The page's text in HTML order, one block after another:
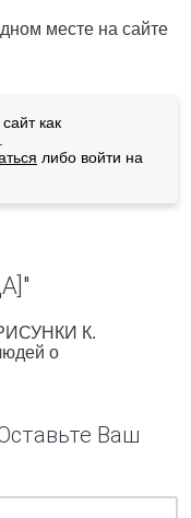
месте на сайте
как
либо войти на
К.
о
Ваш